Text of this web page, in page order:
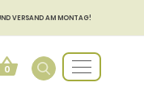
VERSAND AM MONTAG!
0